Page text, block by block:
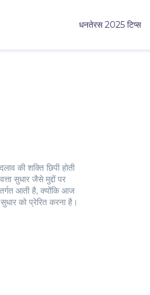
धनतेरस 2025 टिप्स
की शक्ति छिपी होती
सुधार जैसे मुद्दों पर
आती है, क्योंकि आज
को प्रेरित करना है।